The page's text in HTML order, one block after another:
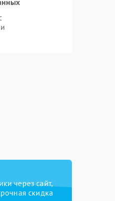
через сайт,
скидка